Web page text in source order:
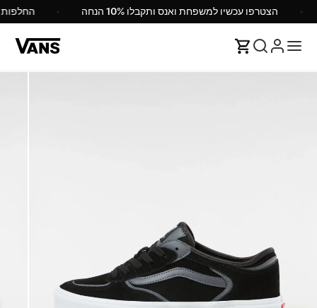
הצטרפו עכשיו למשפחת ואנס ותקבלו 10% הנחה